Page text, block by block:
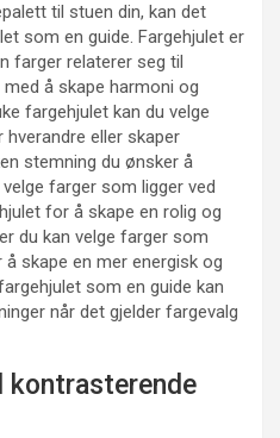
til stuen din, kan det
som en guide. Fargehjulet er
farger relaterer seg til
å skape harmoni og
fargehjulet kan du velge
eller skaper
stemning du ønsker å
farger som ligger ved
for å skape en rolig og
du kan velge farger som
skape en mer energisk og
som en guide kan
når det gjelder fargevalg
kontrasterende